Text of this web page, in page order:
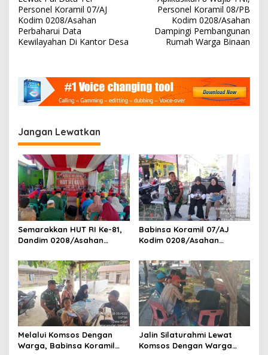
a
v
i
a
s
i
p
o
s
Personel Koramil 07/AJ
Kodim 0208/Asahan
Perbaharui Data
Kewilayahan Di Kantor Desa
Personel Koramil 08/PB
Kodim 0208/Asahan
Dampingi Pembangunan
Rumah Warga Binaan
Jangan Lewatkan
Semarakkan HUT RI Ke-81,
Dandim 0208/Asahan
Donor Darah di Kantor
Kemenag Asahan
Babinsa Koramil 07/AJ
Kodim 0208/Asahan
Stunting Dengan Pegawai
Kesehatan Di Puskesmas
Melalui Komsos Dengan
Warga, Babinsa Koramil
Jalin Silaturahmi Lewat
Komsos Dengan Warga